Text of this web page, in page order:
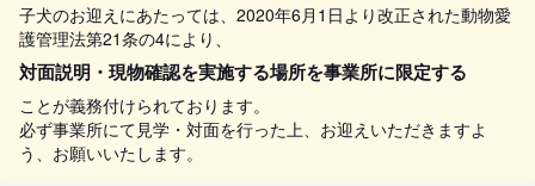
子犬のお迎えにあたっては、2020年6月1日より改正された動物愛
護管理法第21条の4により、
対面説明・現物確認を実施する場所を事業所に限定する
ことが義務付けられております。
必ず事業所にて見学・対面を行った上、お迎えいただきますよ
う、お願いいたします。